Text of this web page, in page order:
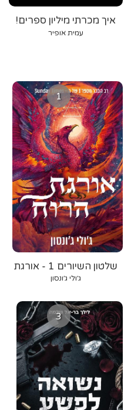
איך מכרתי מיליון ספרים!
עמית אופיר
1
שלטון השיורים 1 - אורגת
הרוח
ג׳ולי ג׳ונסון
3